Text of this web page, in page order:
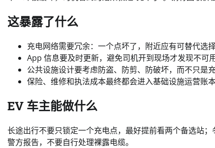
这暴露了什么
充电网络需要冗余：一个点坏了，附近应有可替代选择
App 信息要及时更新，避免司机开到现场才发现不可用
公共设施设计要考虑防盗、防剪、防破坏，而不只是充
保险、维修和执法成本最终都会进入基础设施运营账本
EV 车主能做什么
长途出行不要只锁定一个充电点，最好提前看两个备选站
警方报告，不要自行处理裸露电缆。